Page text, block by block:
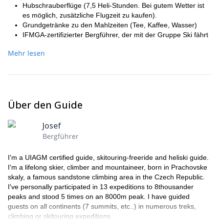
Hubschrauberflüge (7,5 Heli-Stunden. Bei gutem Wetter ist
es möglich, zusätzliche Flugzeit zu kaufen).
Grundgetränke zu den Mahlzeiten (Tee, Kaffee, Wasser)
IFMGA-zertifizierter Bergführer, der mit der Gruppe Ski fährt
Reiseversicherung, einschließlich
Transfer vom Flughafen
Lawinenairbag-Rucksack ABS)
Reiserücktrittsversicherung.
PREIS ENTHÄLT NICHT:
Zahlungen für Übergepäck und den Transport von Skiern
Miete der notwendigen Skiausrüstung
alternatives Programm bei schlechtem Wetter (Skifahren,
Angeln, Schneemobile usw.)
zusätzliche Heli-Ski-Zeit. (bei Erschöpfung der im gekauften
Paket enthaltenen Stunden).
alkoholische Getränke und Erfrischungsgetränke.
Mehr lesen
Über den Guide
Josef
Bergführer
I'm a UIAGM certified guide, skitouring-freeride and heliski guide.
I'm a lifelong skier, climber and mountaineer, born in Prachovske
skaly, a famous sandstone climbing area in the Czech Republic.
I've personally participated in 13 expeditions to 8thousander
peaks and stood 5 times on an 8000m peak. I have guided
guests on all continents (7 summits, etc..) in numerous treks,
climbing or skitouring expeditions.